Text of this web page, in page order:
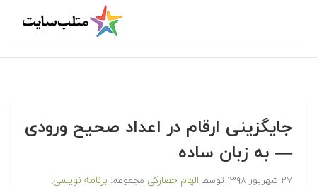
جایگزینی ارقام در اعداد صحیح ورودی
— به زبان ساده
۲۷ شهریور ۱۳۹۸ توسط الهام حصارکی مجموعه: برنامه نویسی,